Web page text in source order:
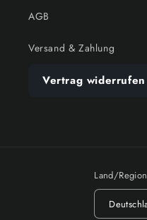
AGB
Versand & Zahlung
Vertrag widerrufen
Land/Region